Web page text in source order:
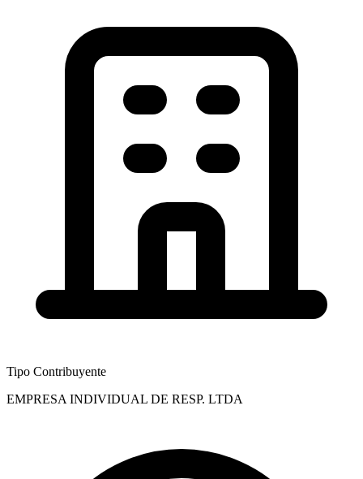
Tipo Contribuyente
EMPRESA INDIVIDUAL DE RESP. LTDA